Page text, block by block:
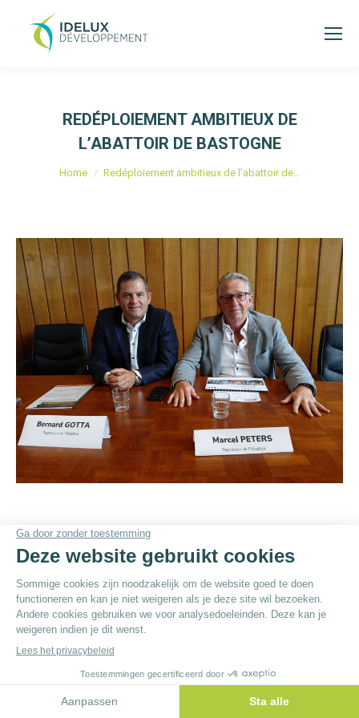
REDÉPLOIEMENT AMBITIEUX DE
L’ABATTOIR DE BASTOGNE
Je bent hier:
Home Redéploiement ambitieux de l’abattoir de…
© ByPoush
Menu du bas - NL